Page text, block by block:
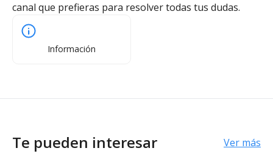
canal que prefieras para resolver todas tus dudas.
Información
Te pueden interesar Ver más